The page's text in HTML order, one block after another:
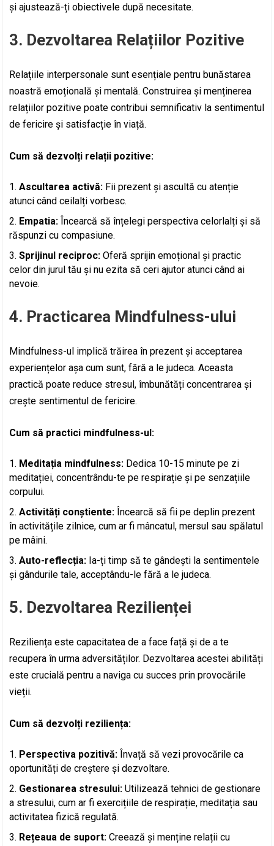
și ajustează-ți obiectivele după necesitate.
3. Dezvoltarea Relațiilor Pozitive
Relațiile interpersonale sunt esențiale pentru bunăstarea
noastră emoțională și mentală. Construirea și menținerea
relațiilor pozitive poate contribui semnificativ la sentimentul
de fericire și satisfacție în viață.
Cum să dezvolți relații pozitive:
Ascultarea activă: Fii prezent și ascultă cu atenție
atunci când ceilalți vorbesc.
Empatia: Încearcă să înțelegi perspectiva celorlalți și să
răspunzi cu compasiune.
Sprijinul reciproc: Oferă sprijin emoțional și practic
celor din jurul tău și nu ezita să ceri ajutor atunci când ai
nevoie.
4. Practicarea Mindfulness-ului
Mindfulness-ul implică trăirea în prezent și acceptarea
experiențelor așa cum sunt, fără a le judeca. Aceasta
practică poate reduce stresul, îmbunătăți concentrarea și
crește sentimentul de fericire.
Cum să practici mindfulness-ul:
Meditația mindfulness: Dedica 10-15 minute pe zi
meditației, concentrându-te pe respirație și pe senzațiile
corpului.
Activități conștiente: Încearcă să fii pe deplin prezent
în activitățile zilnice, cum ar fi mâncatul, mersul sau spălatul
pe mâini.
Auto-reflecția: Ia-ți timp să te gândești la sentimentele
și gândurile tale, acceptându-le fără a le judeca.
5. Dezvoltarea Rezilienței
Reziliența este capacitatea de a face față și de a te
recupera în urma adversităților. Dezvoltarea acestei abilități
este crucială pentru a naviga cu succes prin provocările
vieții.
Cum să dezvolți reziliența:
Perspectiva pozitivă: Învață să vezi provocările ca
oportunități de creștere și dezvoltare.
Gestionarea stresului: Utilizează tehnici de gestionare
a stresului, cum ar fi exercițiile de respirație, meditația sau
activitatea fizică regulată.
Rețeaua de suport: Creează și menține relații cu